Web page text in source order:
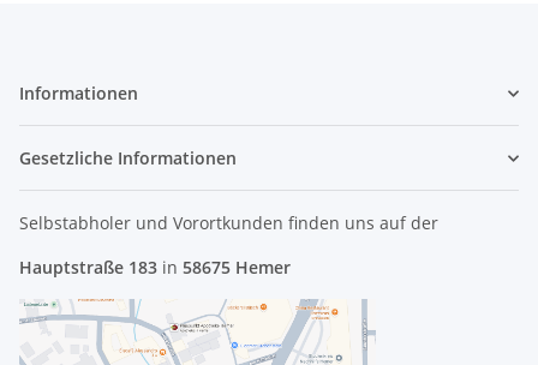
Informationen
Gesetzliche Informationen
Selbstabholer und Vorortkunden finden uns auf der
Hauptstraße 183 in 58675 Hemer